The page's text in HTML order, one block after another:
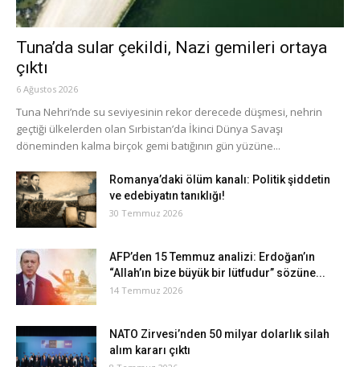
Tuna’da sular çekildi, Nazi gemileri ortaya
çıktı
6 Ağustos 2026
Tuna Nehri’nde su seviyesinin rekor derecede düşmesi, nehrin
geçtiği ülkelerden olan Sırbistan’da İkinci Dünya Savaşı
döneminden kalma birçok gemi batığının gün yüzüne...
Romanya’daki ölüm kanalı: Politik şiddetin
ve edebiyatın tanıklığı!
30 Temmuz 2026
AFP’den 15 Temmuz analizi: Erdoğan’ın
“Allah’ın bize büyük bir lütfudur” sözüne...
14 Temmuz 2026
NATO Zirvesi’nden 50 milyar dolarlık silah
alım kararı çıktı